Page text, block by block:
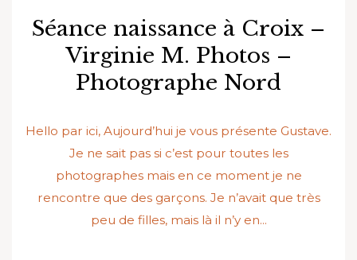
Séance naissance à Croix –
Virginie M. Photos –
Photographe Nord
Hello par ici, Aujourd’hui je vous présente Gustave.
Je ne sait pas si c’est pour toutes les
photographes mais en ce moment je ne
rencontre que des garçons. Je n’avait que très
peu de filles, mais là il n’y en...